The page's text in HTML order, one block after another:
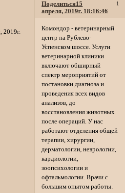
Поделиться 1
15
апреля, 2019г. 18:16:46
2019г.
Комондор - ветеринарный
центр на Рублево-
Успенском шоссе. Услуги
ветеринарной клиники
включают обширный
спектр мероприятий от
постановки диагноза и
проведения всех видов
анализов, до
восстановления животных
после операций. У нас
работают отделения общей
терапии, хирургии,
дерматологии, неврологии,
кардиологии,
зоопсихологии и
офтальмологии. Врачи с
большим опытом работы.